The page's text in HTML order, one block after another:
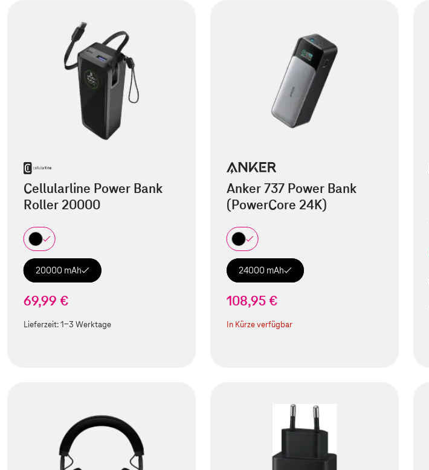
Cellularline Power Bank
Roller 20000
20000 mAh
69,99 €
Lieferzeit:1-3 Werktage
Anker 737 Power Bank
(PowerCore 24K)
24000 mAh
108,95 €
In Kürze verfügbar